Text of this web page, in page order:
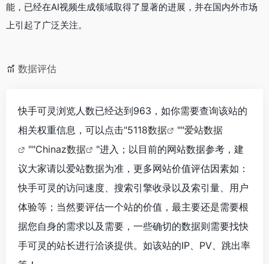
能，已经在AI视频生成领域取得了显著的进展，并在国内外市场
上引起了广泛关注。
数据评估
快手可灵浏览人数已经达到963，如你需要查询该站的
相关权重信息，可以点击"5118数据 ""爱站数据
""Chinaz数据
"进入；以目前的网站数据参考，建
议大家请以爱站数据为准，更多网站价值评估因素如：
快手可灵的访问速度、搜索引擎收录以及索引量、用户
体验等；当然要评估一个站的价值，最主要还是需要根
据您自身的需求以及需要，一些确切的数据则需要找快
手可灵的站长进行洽谈提供。如该站的IP、PV、跳出率